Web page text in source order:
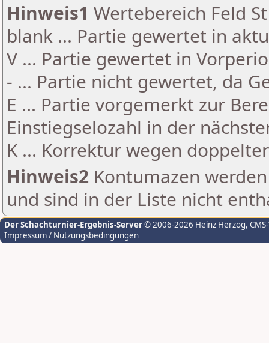
Hinweis1 Wertebereich Feld
blank ... Partie gewertet in
V ... Partie gewertet in
- ... Partie nicht gewertet, da
E ... Partie vorgemerkt zur
Einstiegselozahl in der
K ... Korrektur wegen
Hinweis2 Kontumazen
und sind in der Liste nicht
Der Schachturnier-Ergebnis-Server© 2006-2026 Heinz Herzog,
Impressum / Nutzungsbedingungen